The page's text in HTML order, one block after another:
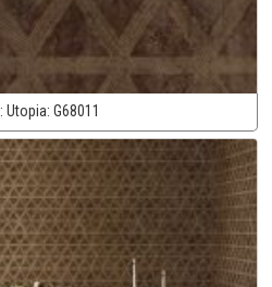
Utopia: G68011